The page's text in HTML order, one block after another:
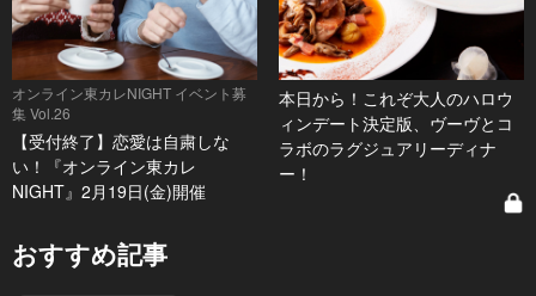
オンライン東カレNIGHT イベント募
集 Vol.26
【受付終了】恋愛は自粛しな
い！『オンライン東カレ
NIGHT』2月19日(金)開催
本日から！これぞ大人のハロウ
ィンデート決定版、ヴーヴとコ
ラボのラグジュアリーディナ
ー！
おすすめ記事